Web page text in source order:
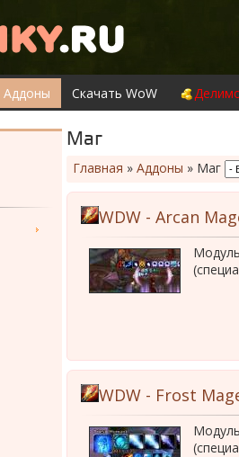
Аддоны Скачать WoW
Маг
Главная » Аддоны » Маг
WDW - Arcan
WDW - Frost